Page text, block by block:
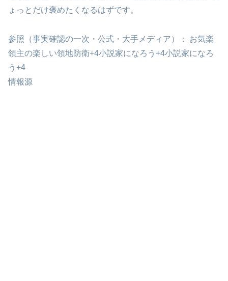
ょっとだけ褒めたくなるはずです。
参照（事実確認の一次・公式・大手メディア）： お気楽
領主の楽しい領地防衛+4小説家になろう+4小説家になろ
う+4
情報源